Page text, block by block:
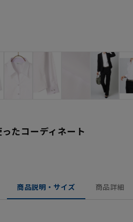
たコーディネート
商品説明・サイズ 商品詳細